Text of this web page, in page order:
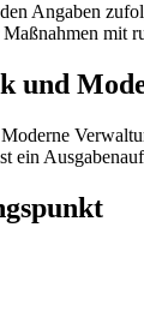
Angaben
mit
und
ein